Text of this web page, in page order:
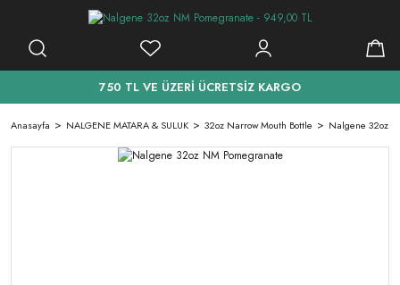
750 TL VE ÜZERİ ÜCRETSİZ KARGO
Anasayfa NALGENE MATARA & SULUK 32oz Narrow Mouth Bottle Nalgene 32oz